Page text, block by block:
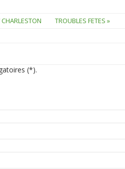
TROUBLES FETES »
(*).